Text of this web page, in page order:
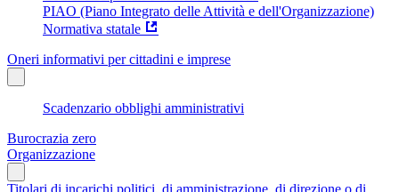
PIAO (Piano Integrato delle Attività e dell'Organizzazione)
Normativa statale
Oneri informativi per cittadini e imprese
Scadenzario obblighi amministrativi
Burocrazia zero
Organizzazione
Titolari di incarichi politici, di amministrazione, di direzione o di